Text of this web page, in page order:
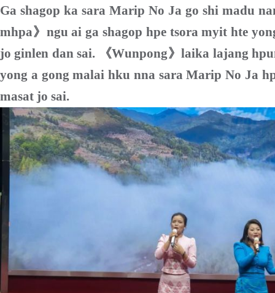
Ga shagop ka sara Marip No Ja go shi madu
mhpa》 ngu ai ga shagop hpe tsora myit hte
jo ginlen dan sai.
《Wunpong》laika lajang
yong a gong malai hku nna saraMarip No Ja
masat jo sai.